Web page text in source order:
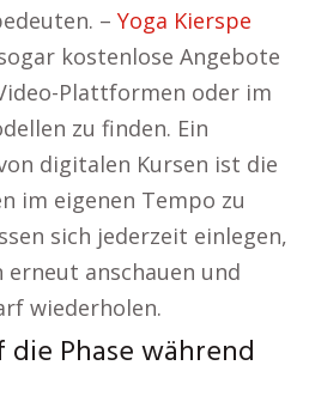
– Yoga Kierspe
kostenlose Angebote
Plattformen oder im
zu finden. Ein
digitalen Kursen ist die
im eigenen Tempo zu
sich jederzeit einlegen,
erneut anschauen und
wiederholen.
Phase während